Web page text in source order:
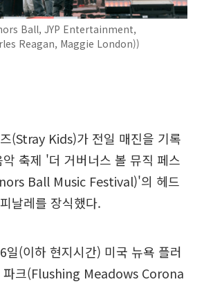
Ball, JYP Entertainment,
Reagan, Maggie London))
(Stray Kids)가 전일 매진을 기록
축제 '더 거버너스 볼 뮤직 페스
Ball Music Festival)'의 헤드
날레를 장식했다.
일(이하 현지시간) 미국 뉴욕 플러
파크(Flushing Meadows Corona